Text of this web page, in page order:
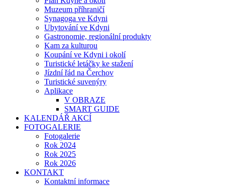
Muzeum příhraničí
Synagoga ve Kdyni
Ubytování ve Kdyni
Gastronomie, regionální produkty
Kam za kulturou
Koupání ve Kdyni i okolí
Turistické letáčky ke stažení
Jízdní řád na Čerchov
Turistické suvenýry
Aplikace
V OBRAZE
SMART GUIDE
KALENDÁŘ AKCÍ
FOTOGALERIE
Fotogalerie
Rok 2024
Rok 2025
Rok 2026
KONTAKT
Kontaktní informace